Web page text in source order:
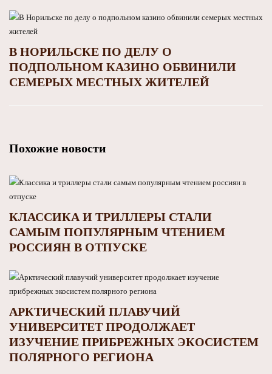
В НОРИЛЬСКЕ ПО ДЕЛУ О
ПОДПОЛЬНОМ КАЗИНО ОБВИНИЛИ
СЕМЕРЫХ МЕСТНЫХ ЖИТЕЛЕЙ
Похожие новости
КЛАССИКА И ТРИЛЛЕРЫ СТАЛИ
САМЫМ ПОПУЛЯРНЫМ ЧТЕНИЕМ
РОССИЯН В ОТПУСКЕ
АРКТИЧЕСКИЙ ПЛАВУЧИЙ
УНИВЕРСИТЕТ ПРОДОЛЖАЕТ
ИЗУЧЕНИЕ ПРИБРЕЖНЫХ ЭКОСИСТЕМ
ПОЛЯРНОГО РЕГИОНА